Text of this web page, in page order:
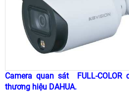
Camera quan sát FULL-COLOR
thương hiệu DAHUA.